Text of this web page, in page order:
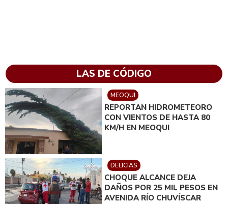
LAS DE CÓDIGO
MEOQUI
REPORTAN HIDROMETEORO
CON VIENTOS DE HASTA 80
KM/H EN MEOQUI
DELICIAS
CHOQUE ALCANCE DEJA
DAÑOS POR 25 MIL PESOS EN
AVENIDA RÍO CHUVÍSCAR